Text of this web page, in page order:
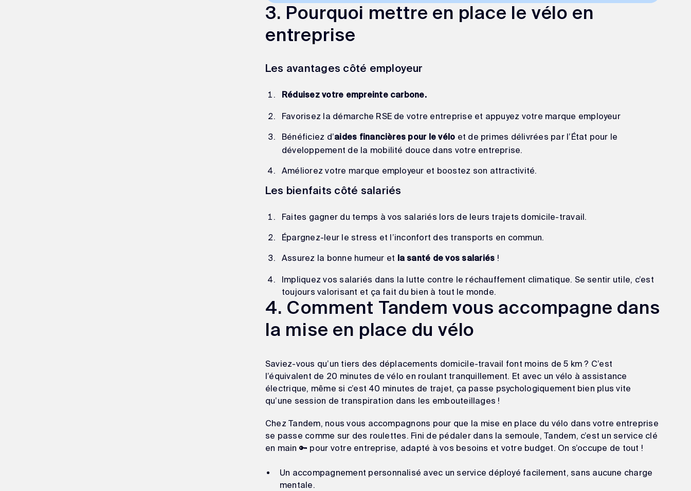
3. Pourquoi mettre en place le vélo en
entreprise
Les avantages côté employeur
Réduisez votre empreinte carbone.
Favorisez la démarche RSE de votre entreprise et appuyez votre marque employeur
Bénéficiez d’aides financières pour le vélo et de primes délivrées par l’État pour le
développement de la mobilité douce dans votre entreprise.
Améliorez votre marque employeur et boostez son attractivité.
Les bienfaits côté salariés
Faites gagner du temps à vos salariés lors de leurs trajets domicile-travail.
Épargnez-leur le stress et l’inconfort des transports en commun.
Assurez la bonne humeur et la santé de vos salariés !
Impliquez vos salariés dans la lutte contre le réchauffement climatique. Se sentir utile, c’est
toujours valorisant et ça fait du bien à tout le monde.
4. Comment Tandem vous accompagne dans
la mise en place du vélo
Saviez-vous qu’un tiers des déplacements domicile-travail font moins de 5 km ? C’est
l’équivalent de 20 minutes de vélo en roulant tranquillement. Et avec un vélo à assistance
électrique, même si c’est 40 minutes de trajet, ça passe psychologiquement bien plus vite
qu’une session de transpiration dans les embouteillages !
Chez Tandem, nous vous accompagnons pour que la mise en place du vélo dans votre entreprise
se passe comme sur des roulettes. Fini de pédaler dans la semoule, Tandem, c’est un service clé
en main 🔑 pour votre entreprise, adapté à vos besoins et votre budget. On s’occupe de tout !
Un accompagnement personnalisé avec un service déployé facilement, sans aucune charge
mentale.